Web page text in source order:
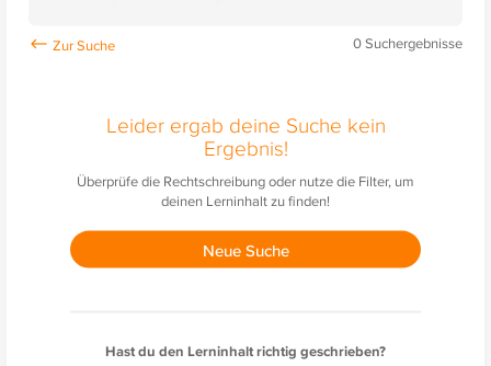
0Suchergebnisse
Leider ergab deine Suche kein
Ergebnis!
Überprüfe die Rechtschreibung oder nutze die Filter, um
deinen Lerninhalt zu finden!
Neue Suche
Hast du den Lerninhalt richtig geschrieben?